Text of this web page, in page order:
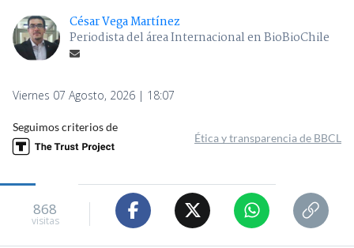
César Vega Martínez
Periodista del área Internacional en BioBioChile
Viernes 07 Agosto, 2026 | 18:07
Seguimos criterios de
Ética y transparencia de BBCL
868
visitas